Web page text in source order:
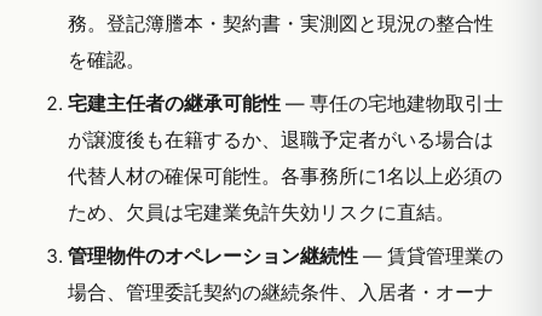
務。登記簿謄本・契約書・実測図と現況の整合性
を確認。
宅建主任者の継承可能性 — 専任の宅地建物取引士
が譲渡後も在籍するか、退職予定者がいる場合は
代替人材の確保可能性。各事務所に1名以上必須の
ため、欠員は宅建業免許失効リスクに直結。
管理物件のオペレーション継続性 — 賃貸管理業の
場合、管理委託契約の継続条件、入居者・オーナ